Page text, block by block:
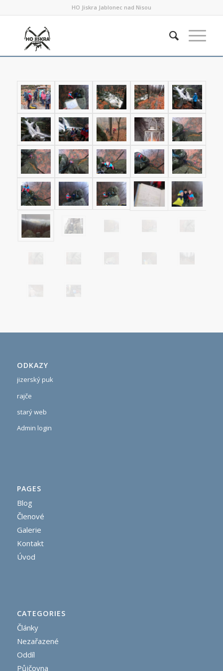
HO Jiskra Jablonec nad Nisou
ODKAZY
jizerský puk
rajče
starý web
Admin login
PAGES
Blog
Členové
Galerie
Kontakt
Úvod
CATEGORIES
Články
Nezařazené
Oddíl
Půjčovna